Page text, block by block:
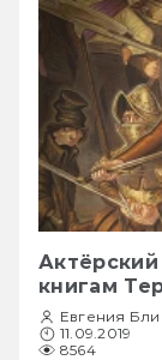
книгам
Евгения
11.09.2019
8564